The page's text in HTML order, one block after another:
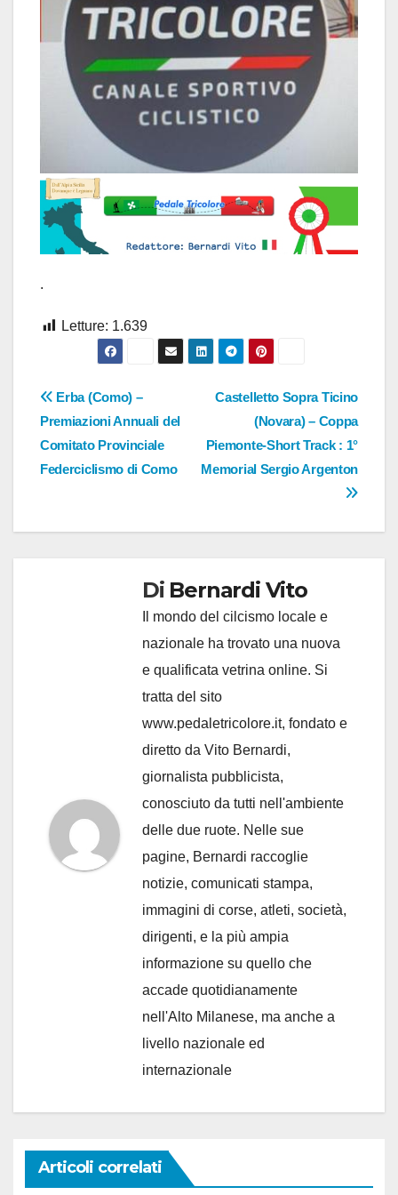
.
Letture: 1.639
Navigazione
articoli
Castelletto Sopra Ticino
(Novara) – Coppa
Piemonte-Short Track : 1°
Memorial Sergio Argenton
Erba (Como) –
Premiazioni Annuali del
Comitato Provinciale
Federciclismo di Como
Di Bernardi Vito
Il mondo del cilcismo locale e
nazionale ha trovato una nuova
e qualificata vetrina online. Si
tratta del sito
www.pedaletricolore.it, fondato e
diretto da Vito Bernardi,
giornalista pubblicista,
conosciuto da tutti nell'ambiente
delle due ruote. Nelle sue
pagine, Bernardi raccoglie
notizie, comunicati stampa,
immagini di corse, atleti, società,
dirigenti, e la più ampia
informazione su quello che
accade quotidianamente
nell'Alto Milanese, ma anche a
livello nazionale ed
internazionale
Articoli correlati